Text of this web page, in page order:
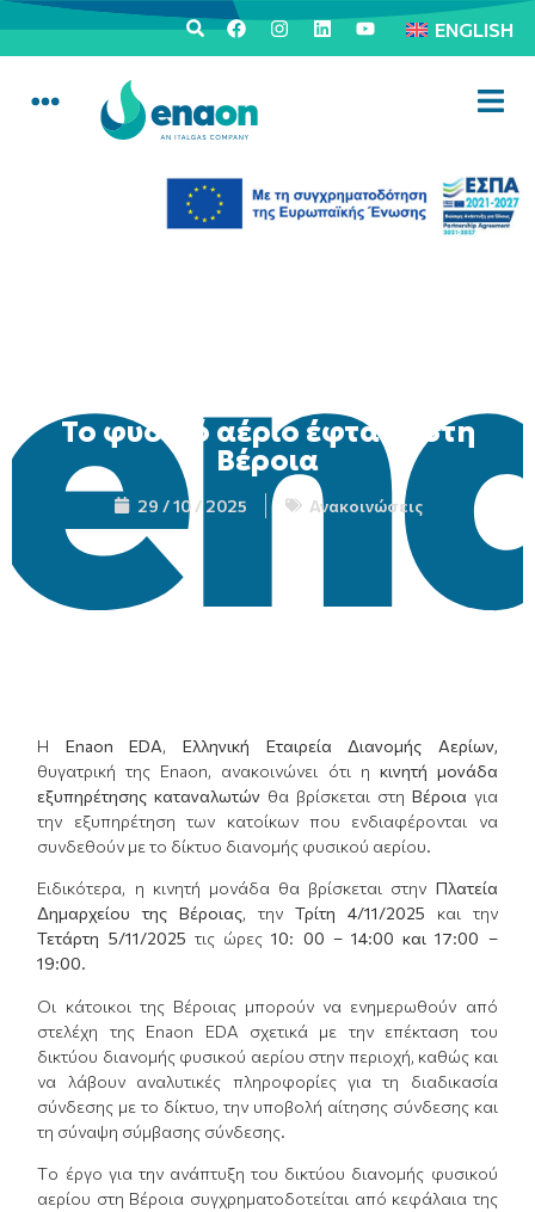
ENGLISH
Το φυσικό αέριο έφτασε στη
Βέροια
29 / 10 / 2025 Ανακοινώσεις
Η Enaon EDA,Ελληνική Εταιρεία Διανομής Αερίων,
θυγατρική της Enaon, ανακοινώνει ότι η κινητή μονάδα
εξυπηρέτησης καταναλωτών θα βρίσκεται στη Βέροια για
την εξυπηρέτηση των κατοίκων που ενδιαφέρονται να
συνδεθούν με το δίκτυο διανομής φυσικού αερίου.
Ειδικότερα, η κινητή μονάδα θα βρίσκεται στην Πλατεία
Δημαρχείου τηςΒέροιας, την Τρίτη 4/11/2025 και την
Τετάρτη 5/11/2025 τις ώρες10: 00 – 14:00 και 17:00 –
19:00.
Οι κάτοικοι της Βέροιας μπορούν να ενημερωθούν από
στελέχη της Enaon EDA σχετικά με την επέκταση του
δικτύου διανομής φυσικού αερίου στην περιοχή, καθώς και
να λάβουν αναλυτικές πληροφορίες για τη διαδικασία
σύνδεσης με το δίκτυο, την υποβολή αίτησης σύνδεσης και
τη σύναψη σύμβασης σύνδεσης.
Tο έργο για την ανάπτυξη του δικτύου διανομής φυσικού
αερίου στη Βέροια συγχρηματοδοτείται από κεφάλαια της